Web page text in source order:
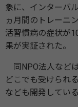
象に、インターバ
ヵ月間のトレーニ
活習慣病の症状が
果が実証された。
同NPO法人など
どこでも受けられ
なども開発している